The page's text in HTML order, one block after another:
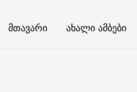
Მთავარი Ახალი Ამბები